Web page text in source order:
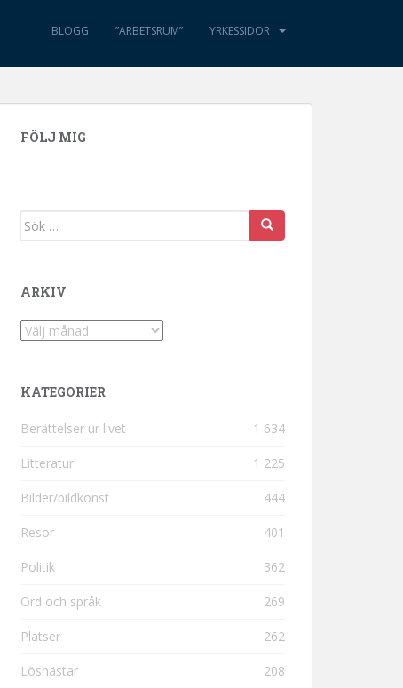
BLOGG ”ARBETSRUM” YRKESSIDOR
FÖLJ MIG
Sök efter:
ARKIV
Arkiv
KATEGORIER
Berättelser ur livet 1 634
Litteratur 1 225
Bilder/bildkonst 444
Resor 401
Politik 362
Ord och språk 269
Platser 262
Löshästar 208